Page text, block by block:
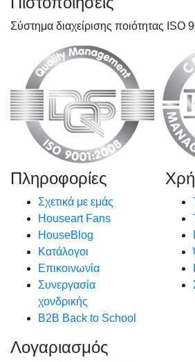
Σύστημα διαχείρισης ποιότητας ISO
Πληροφορίες
Σχετικά με εμάς
Houseart Fans
HouseBlog
Κατάλογοι
Επικοινωνία
Συνεργασία
χονδρικής
B2B Back to School
Λογαριασμός